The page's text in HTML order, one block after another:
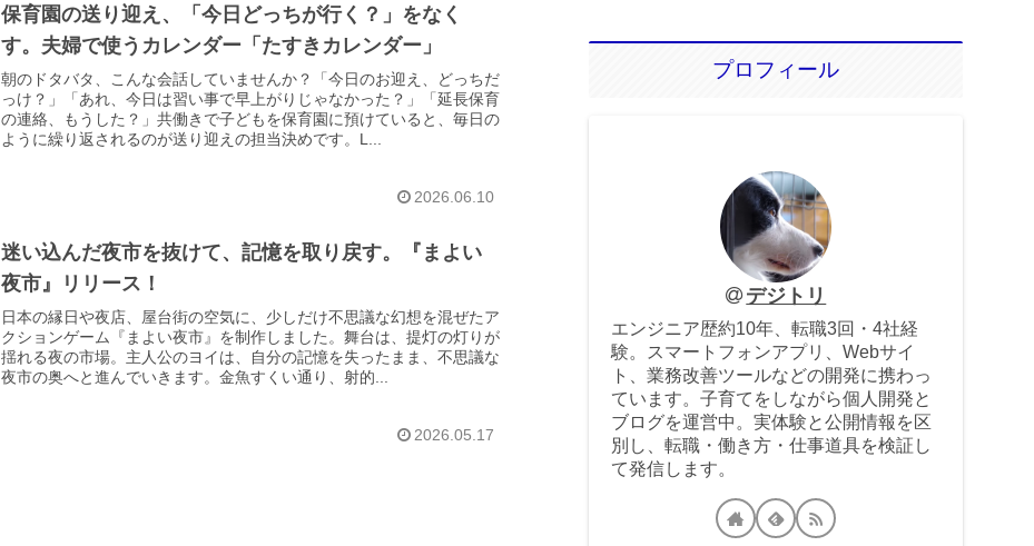
保育園の送り迎え、「今日どっちが行く？」をなく
す。夫婦で使うカレンダー「たすきカレンダー」
朝のドタバタ、こんな会話していませんか？「今日のお迎え、どっちだ
っけ？」「あれ、今日は習い事で早上がりじゃなかった？」「延長保育
の連絡、もうした？」共働きで子どもを保育園に預けていると、毎日の
ように繰り返されるのが送り迎えの担当決めです。L...
2026.06.10
迷い込んだ夜市を抜けて、記憶を取り戻す。『まよい
夜市』リリース！
日本の縁日や夜店、屋台街の空気に、少しだけ不思議な幻想を混ぜたア
クションゲーム『まよい夜市』を制作しました。舞台は、提灯の灯りが
揺れる夜の市場。主人公のヨイは、自分の記憶を失ったまま、不思議な
夜市の奥へと進んでいきます。金魚すくい通り、射的...
2026.05.17
プロフィール
デジトリ
エンジニア歴約10年、転職3回・4社経
験。スマートフォンアプリ、Webサイ
ト、業務改善ツールなどの開発に携わっ
ています。子育てをしながら個人開発と
ブログを運営中。実体験と公開情報を区
別し、転職・働き方・仕事道具を検証し
て発信します。